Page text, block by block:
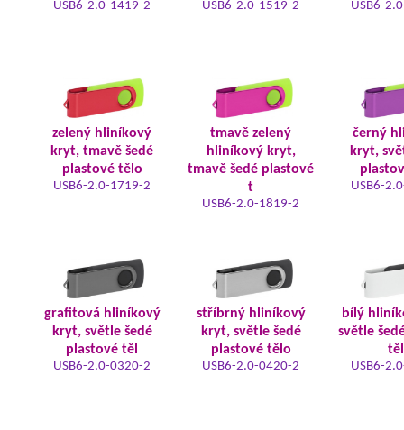
USB6-2.0-1419-2 USB6-2.0-1519-2 USB6-
zelený hliníkový
kryt, tmavě šedé
plastové tělo
USB6-2.0-1719-2
tmavě zelený
hliníkový kryt,
tmavě šedé plastové
t
USB6-2.0-1819-2
černý
kryt,
USB6-
grafitová hliníkový
kryt, světle šedé
plastové těl
USB6-2.0-0320-2
stříbrný hliníkový
kryt, světle šedé
plastové tělo
USB6-2.0-0420-2
bílý
světle
USB6-